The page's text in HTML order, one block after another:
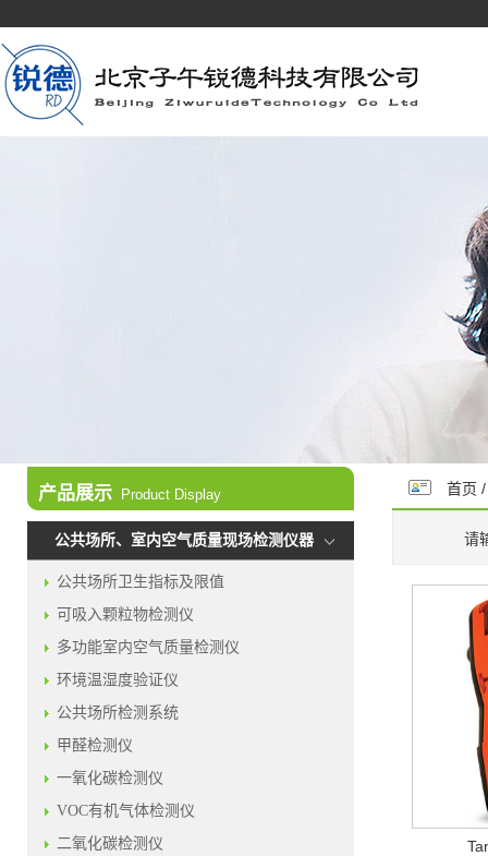
产品展示 Product Display
公共场所、室内空气质量现场检测仪器
公共场所卫生指标及限值
可吸入颗粒物检测仪
多功能室内空气质量检测仪
环境温湿度验证仪
公共场所检测系统
甲醛检测仪
一氧化碳检测仪
VOC有机气体检测仪
二氧化碳检测仪
首页
请